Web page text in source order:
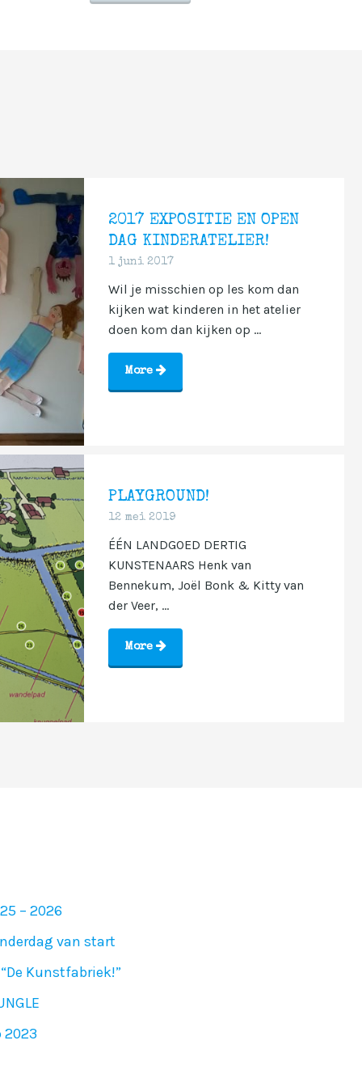
2017 EXPOSITIE EN OPEN
DAG KINDERATELIER!
1 juni 2017
Wil je misschien op les kom dan
kijken wat kinderen in het atelier
doen kom dan kijken op ...
More
PLAYGROUND!
12 mei 2019
ÉÉN LANDGOED DERTIG
KUNSTENAARS Henk van
Bennekum, Joël Bonk & Kitty van
der Veer, ...
More
– 2026
van start
Kunstfabriek!”